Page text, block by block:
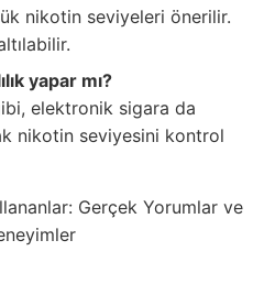
nikotin seviyeleri önerilir.
yapar mı?
elektronik sigara da
nikotin seviyesini kontrol